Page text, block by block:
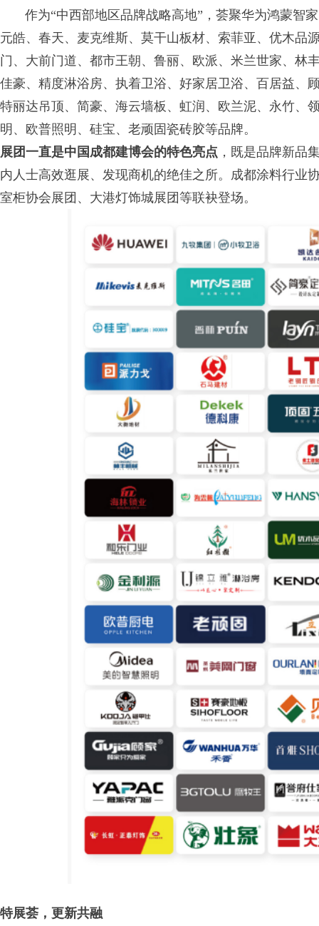
作为“中西部地区品牌战略高地”，荟聚华为鸿蒙智
元皓、春天、麦克维斯、莫干山板材、索菲亚、优木品
门、大前门道、都市王朝、鲁丽、欧派、米兰世家、林
佳豪、精度淋浴房、执着卫浴、好家居卫浴、百居益、
特丽达吊顶、简豪、海云墙板、虹润、欧兰泥、永竹、
明、欧普照明、硅宝、老顽固瓷砖胶等品牌。
展团一直是中国成都建博会的特色亮点 ，既是品牌新品
内人士高效逛展、发现商机的绝佳之所。成都涂料行业
室柜协会展团、大港灯饰城展团等联袂登场。
特展荟，更新共融